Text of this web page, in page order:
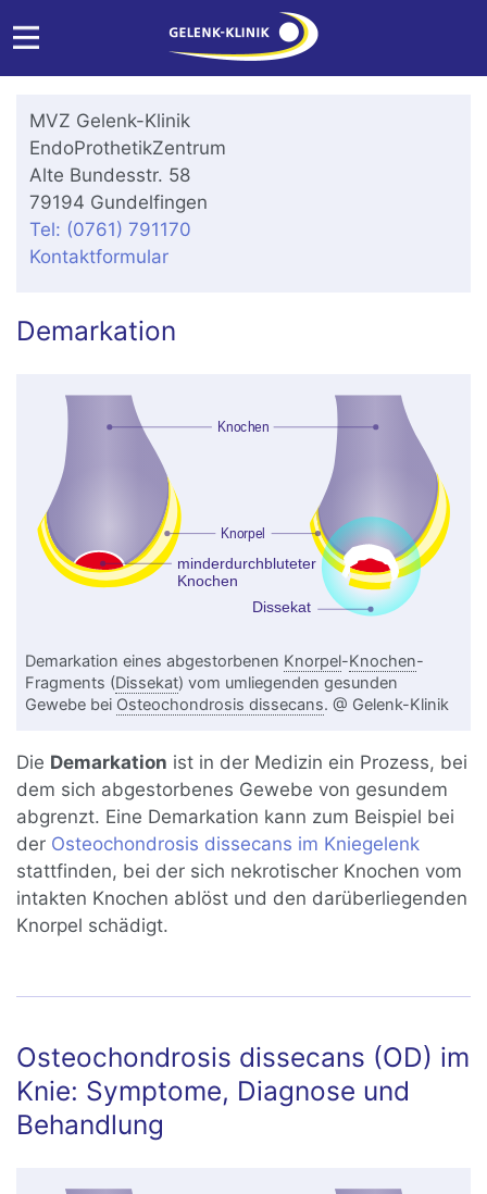
MVZ Gelenk-Klinik
EndoProthetikZentrum
Alte Bundesstr. 58
79194 Gundelfingen
Tel: (0761) 791170
Kontaktformular
Demarkation
Demarkation eines abgestorbenen Knorpel-Knochen-
Fragments (Dissekat) vom umliegenden gesunden
Gewebe bei Osteochondrosis dissecans. @ Gelenk-Klinik
Die Demarkation ist in der Medizin ein Prozess, bei
dem sich abgestorbenes Gewebe von gesundem
abgrenzt. Eine Demarkation kann zum Beispiel bei
der Osteochondrosis dissecans im Kniegelenk
stattfinden, bei der sich nekrotischer Knochen vom
intakten Knochen ablöst und den darüberliegenden
Knorpel schädigt.
Osteochondrosis dissecans (OD) im
Knie: Symptome, Diagnose und
Behandlung